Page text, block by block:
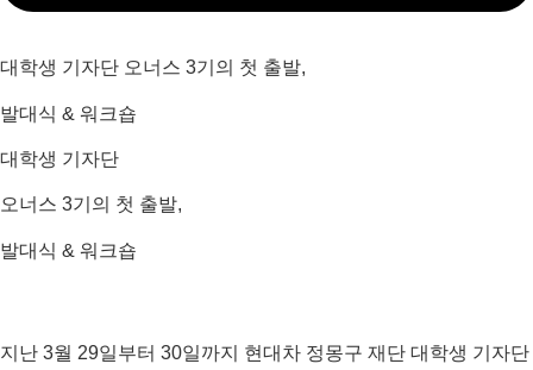
대학생 기자단 오너스 3기의 첫 출발,
발대식 & 워크숍
대학생 기자단
오너스 3기의 첫 출발,
발대식 & 워크숍
지난 3월 29일부터 30일까지 현대차 정몽구 재단 대학생 기자단